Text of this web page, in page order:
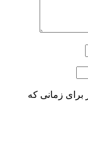
برای زمانی که